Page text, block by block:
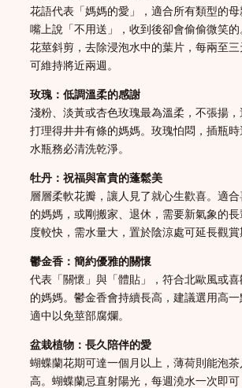
花語代表「媽媽的愛」，適合所有類型的
嘴上說「不用送」，收到後卻會偷偷微笑
花莖斜剪，去除浸泡水中的葉片，每兩至
可維持將近兩週。
玫瑰：低調溫柔的感謝
淺粉、淡黃或杏色玫瑰最為溫柔，不張揚
打理得井井有條的媽媽。玫瑰怕悶，插瓶時
水瓶務必清洗乾淨。
牡丹：祝福與富貴的蓬鬆美
層層柔軟花瓣，讓人見了就心生歡喜。適
的媽媽，或剛搬家、退休，需要新氣象的
度較快，需水量大，置於陰涼處可延長觀賞
鬱金香：簡約優雅的關懷
代表「關懷」與「體貼」，符合北歐風或
的媽媽。鬱金香會持續長高，建議選用高
適中以免莖部腐爛。
盆栽植物：長久陪伴的愛
蝴蝶蘭花期可達一個月以上，薄荷則能泡
高。蝴蝶蘭忌直射陽光，每週澆水一次即